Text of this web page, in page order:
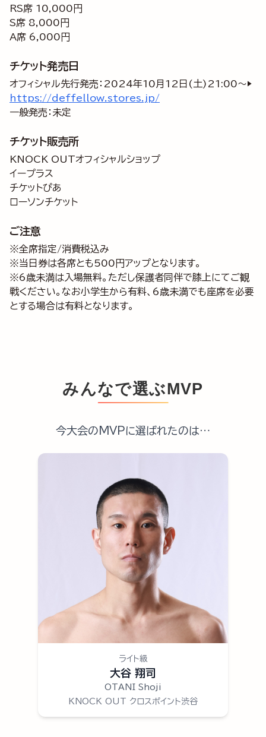
RS席 10,000円
S席 8,000円
A席 6,000円
チケット発売日
オフィシャル先行発売：2024年10月12日(土)21:00～▶
https://deffellow.stores.jp/
一般発売：未定
チケット販売所
KNOCK OUTオフィシャルショップ
イープラス
チケットぴあ
ローソンチケット
ご注意
※全席指定/消費税込み
※当日券は各席とも500円アップとなります。
※6歳未満は入場無料。ただし保護者同伴で膝上にてご観
戦ください。なお小学生から有料、6歳未満でも座席を必要
とする場合は有料となります。
みんなで選ぶMVP
今大会のMVPに選ばれたのは…
ライト級
大谷 翔司
OTANI Shoji
KNOCK OUT クロスポイント渋谷